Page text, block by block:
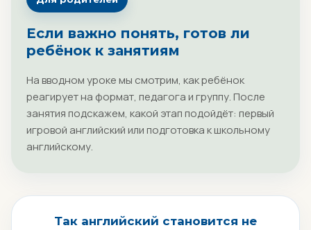
Если важно понять, готов ли
ребёнок к занятиям
На вводном уроке мы смотрим, как ребёнок
реагирует на формат, педагога и группу. После
занятия подскажем, какой этап подойдёт: первый
игровой английский или подготовка к школьному
английскому.
Так английский становится не